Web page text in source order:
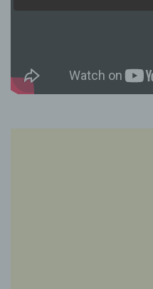
Dritter ist eine